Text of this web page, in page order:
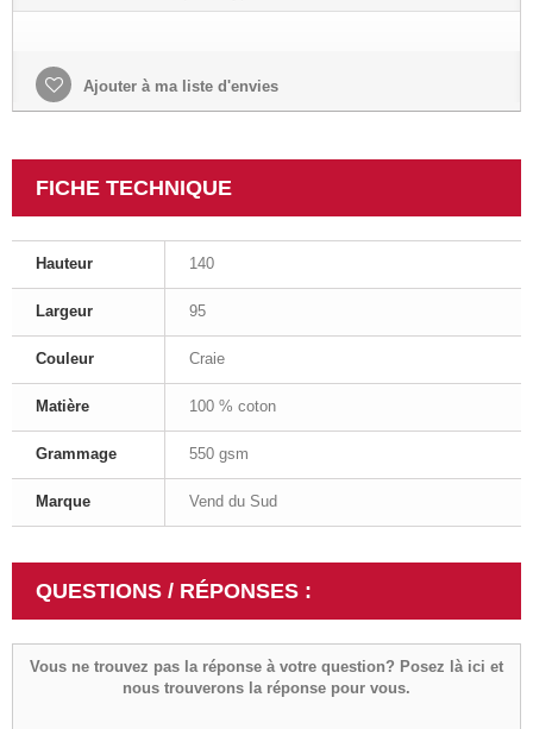
Ajouter à ma liste d'envies
FICHE TECHNIQUE
Hauteur 140
Largeur 95
Couleur Craie
Matière 100 % coton
Grammage 550 gsm
Marque Vend du Sud
QUESTIONS / RÉPONSES :
Vous ne trouvez pas la réponse à votre question? Posez là ici et
nous trouverons la réponse pour vous.